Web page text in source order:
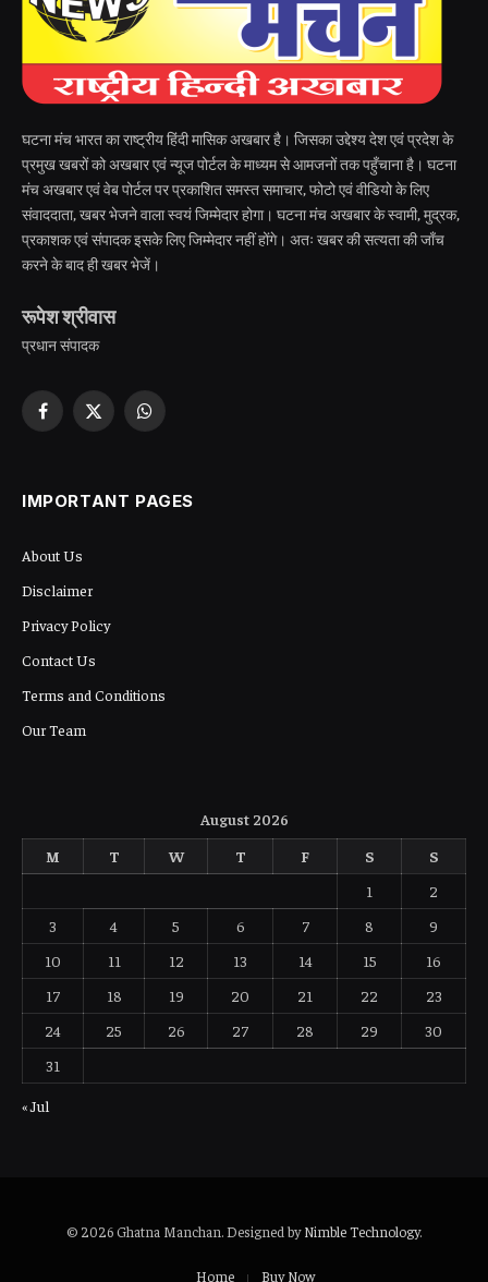
घटना मंच भारत का राष्ट्रीय हिंदी मासिक अखबार है। जिसका उद्देश्य देश एवं प्रदेश के
प्रमुख खबरों को अखबार एवं न्यूज पोर्टल के माध्यम से आमजनों तक पहुँचाना है। घटना
मंच अखबार एवं वेब पोर्टल पर प्रकाशित समस्त समाचार, फोटो एवं वीडियो के लिए
संवाददाता, खबर भेजने वाला स्वयं जिम्मेदार होगा। घटना मंच अखबार के स्वामी, मुद्रक,
प्रकाशक एवं संपादक इसके लिए जिम्मेदार नहीं होंगे। अतः खबर की सत्यता की जाँच
करने के बाद ही खबर भेजें।
रूपेश श्रीवास
प्रधान संपादक
Facebook
X
WhatsApp
IMPORTANT PAGES
About Us
Disclaimer
Privacy Policy
Contact Us
Terms and Conditions
Our Team
August 2026
M
T W T F S
S
1
2
3
4 5 6 7 8
9
10
11 12 13 14 15
16
17
18 19 20 21 22
23
24
25 26 27 28 29
30
31
« Jul
© 2026 Ghatna Manchan. Designed byNimble Technology.
Home Buy Now